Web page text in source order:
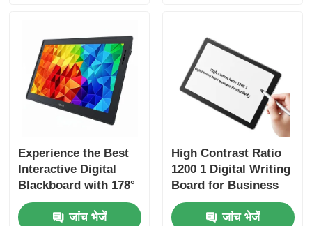
Experience the Best
Interactive Digital
Blackboard with 178°
Viewing Angle VGA
Output and 1200 1
जांच भेजें
High Contrast Ratio
1200 1 Digital Writing
Board for Business
Productivity
जांच भेजें